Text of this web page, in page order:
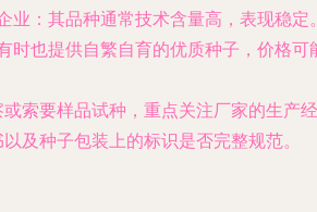
业：其品种通常技术含量高，表现稳定
时也提供自繁自育的优质种子，价格可
索要样品试种，重点关注厂家的生产经
及种子包装上的标识是否完整规范。